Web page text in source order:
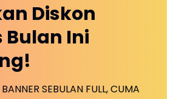
Diskon
Bulan Ini
SEBULAN FULL, CUMA